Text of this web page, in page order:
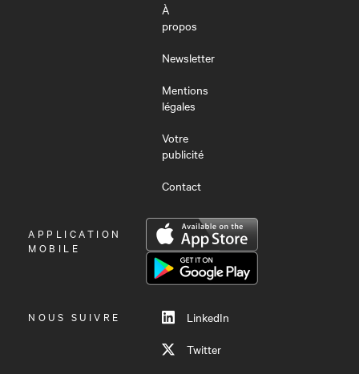
À
propos
Newsletter
Mentions
légales
Votre
publicité
Contact
OUVRIR
LE
APPLICATION
MOBILE
NOUS SUIVRE
LinkedIn
Twitter